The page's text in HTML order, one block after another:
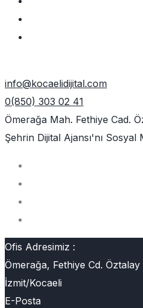
info@kocaelidijital.com
0(850) 303 02 41
Ömerağa Mah. Fethiye Cad.
Şehrin Dijital Ajansı'nı Sosyal
Ofis Adresimiz :
Ömerağa, Fethiye Cd. Öztalay
İzmit/Kocaeli
E-Posta